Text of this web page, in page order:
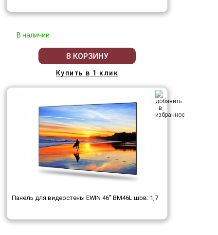
В наличии
В КОРЗИНУ
Купить в 1 клик
Панель для видеостены EWIN 46" BM46L шов: 1,7